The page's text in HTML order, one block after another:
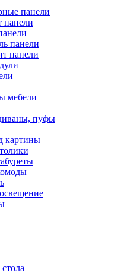
панели
панели
панели
панели
мебели
пуфы
картины